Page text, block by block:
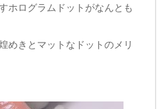
ホログラムドットがなんとも
めきとマットなドットのメリ